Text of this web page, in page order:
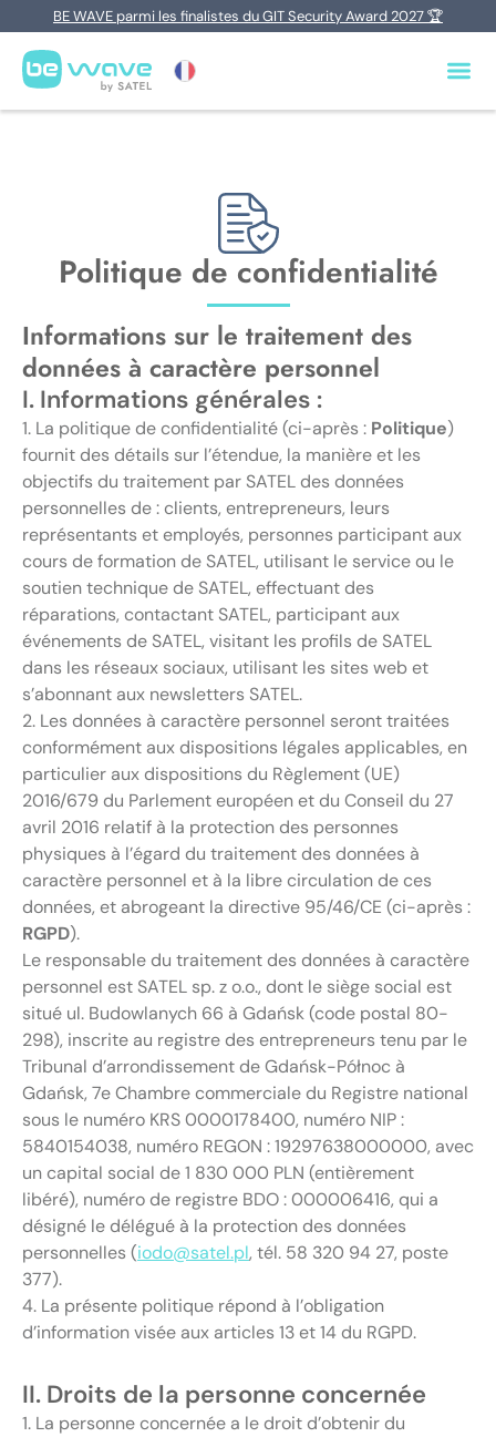
BE WAVE parmi les finalistes du GIT Security Award 2027 🏆
Politique de confidentialité
Informations sur le traitement des
données à caractère personnel
I. Informations générales :
1. La politique de confidentialité (ci-après : Politique)
fournit des détails sur l’étendue, la manière et les
objectifs du traitement par SATEL des données
personnelles de : clients, entrepreneurs, leurs
représentants et employés, personnes participant aux
cours de formation de SATEL, utilisant le service ou le
soutien technique de SATEL, effectuant des
réparations, contactant SATEL, participant aux
événements de SATEL, visitant les profils de SATEL
dans les réseaux sociaux, utilisant les sites web et
s’abonnant aux newsletters SATEL.
2. Les données à caractère personnel seront traitées
conformément aux dispositions légales applicables, en
particulier aux dispositions du Règlement (UE)
2016/679 du Parlement européen et du Conseil du 27
avril 2016 relatif à la protection des personnes
physiques à l’égard du traitement des données à
caractère personnel et à la libre circulation de ces
données, et abrogeant la directive 95/46/CE (ci-après :
RGPD).
Le responsable du traitement des données à caractère
personnel est SATEL sp. z o.o., dont le siège social est
situé ul. Budowlanych 66 à Gdańsk (code postal 80-
298), inscrite au registre des entrepreneurs tenu par le
Tribunal d’arrondissement de Gdańsk-Północ à
Gdańsk, 7e Chambre commerciale du Registre national
sous le numéro KRS 0000178400, numéro NIP :
5840154038, numéro REGON : 19297638000000, avec
un capital social de 1 830 000 PLN (entièrement
libéré), numéro de registre BDO : 000006416, qui a
désigné le délégué à la protection des données
personnelles (iodo@satel.pl, tél. 58 320 94 27, poste
377).
4. La présente politique répond à l’obligation
d’information visée aux articles 13 et 14 du RGPD.
II. Droits de la personne concernée
1. La personne concernée a le droit d’obtenir du